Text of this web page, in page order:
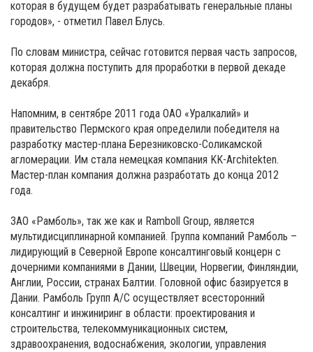
которая в будущем будет разрабатывать генеральные планы
городов», - отметил Павел Блусь.
По словам министра, сейчас готовится первая часть запросов,
которая должна поступить для проработки в первой декаде
декабря.
Напомним, в сентябре 2011 года ОАО «Уралкалий» и
правительство Пермского края определили победителя на
разработку мастер-плана Березниковско-Соликамской
агломерации. Им стала немецкая компания KK-Architekten.
Мастер-план компания должна разработать до конца 2012
года.
ЗАО «Рамболь», так же как и Ramboll Group, является
мультидисциплинарной компанией. Группа компаний Рамболь –
лидирующий в Северной Европе консалтинговый концерн с
дочерними компаниями в Дании, Швеции, Норвегии, Финляндии,
Англии, России, странах Балтии. Головной офис базируется в
Дании. Рамболь Групп А/С осуществляет всесторонний
консалтинг и инжиниринг в области: проектирования и
строительства, телекоммуникационных систем,
здравоохранения, водоснабжения, экологии, управления